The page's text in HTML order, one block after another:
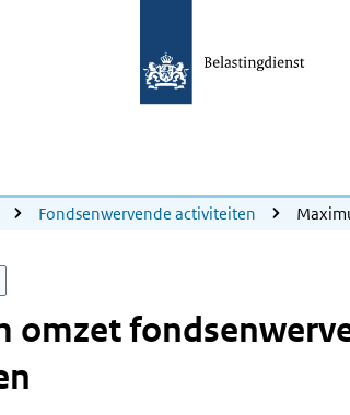
Fondsenwervende activiteiten
omzet